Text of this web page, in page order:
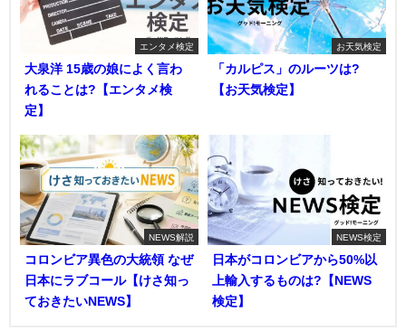
エンタメ検定
大泉洋 15歳の娘によく言わ
れることは?【エンタメ検
定】
お天気検定
「カルピス」のルーツは?
【お天気検定】
NEWS解説
コロンビア異色の大統領 なぜ
日本にラブコール【けさ知っ
ておきたいNEWS】
NEWS検定
日本がコロンビアから50%以
上輸入するものは?【NEWS
検定】